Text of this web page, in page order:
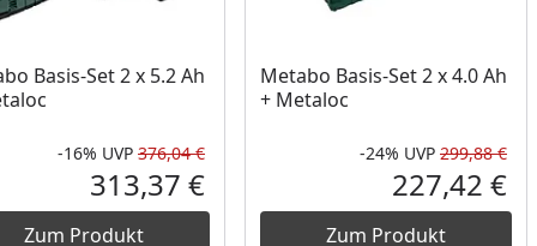
Basis-Set 2 x 5.2 Ah
Rabatt in Prozent
-16%
Ursprünglicher Preis
UVP 376,04 €
Aktueller Preis
313,37 €
Zum Produkt
Metabo Basis-Set 2 x 4.0 Ah
+ Metaloc
-24% UVP 299,88 €
227,42 €
Zum Produkt